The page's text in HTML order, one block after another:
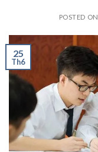
POSTED ON
25
Th6